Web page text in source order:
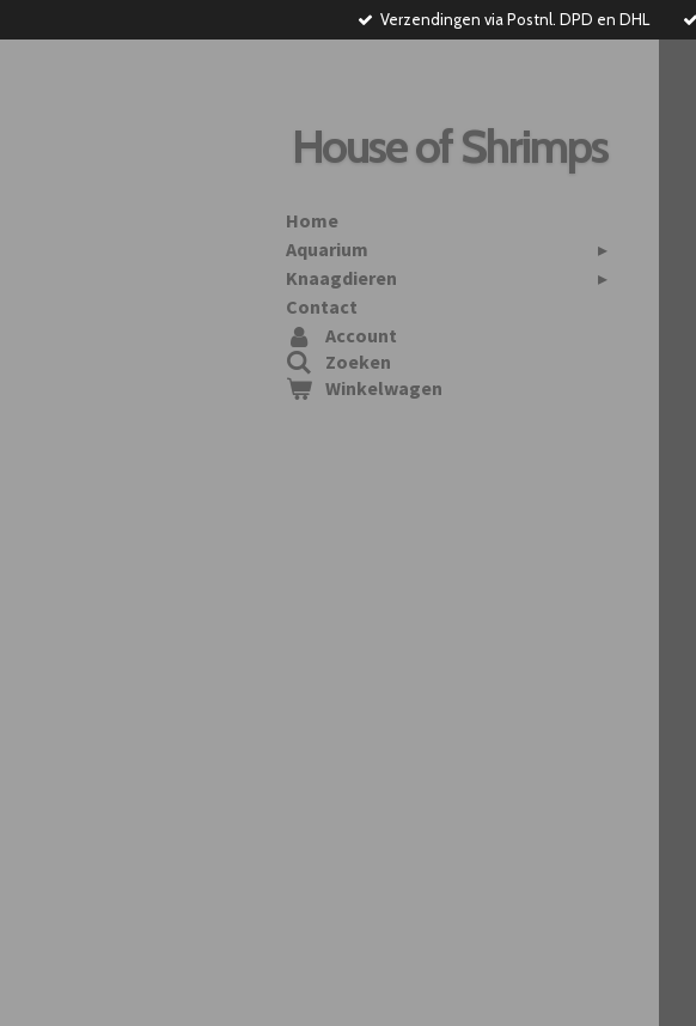
direct
Verzendingen via Postnl. DPD en DHL
House of Shrimps
Home
Aquarium
Knaagdieren
Contact
Account
Zoeken
Winkelwagen